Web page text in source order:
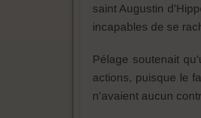
saint Augustin
incapables de se
Pélage soutenait
actions, puisque le
n'avaient aucun